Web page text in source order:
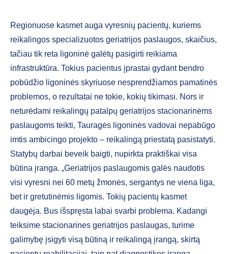
Regionuose kasmet auga vyresnių pacientų, kuriems
reikalingos specializuotos geriatrijos paslaugos, skaičius,
tačiau tik reta ligoninė galėtų pasigirti reikiama
infrastruktūra. Tokius pacientus įprastai gydant bendro
pobūdžio ligoninės skyriuose nesprendžiamos pamatinės
problemos, o rezultatai ne tokie, kokių tikimasi. Nors ir
neturėdami reikalingų patalpų geriatrijos stacionarinėms
paslaugoms teikti, Tauragės ligoninės vadovai nepabūgo
imtis ambicingo projekto – reikalingą priestatą pasistatyti.
Statybų darbai beveik baigti, nupirkta praktiškai visa
būtina įranga. „Geriatrijos paslaugomis galės naudotis
visi vyresni nei 60 metų žmonės, sergantys ne viena liga,
bet ir gretutinėmis ligomis. Tokių pacientų kasmet
daugėja. Bus išspręsta labai svarbi problema. Kadangi
teiksime stacionarines geriatrijos paslaugas, turime
galimybę įsigyti visą būtiną ir reikalingą įrangą, skirtą